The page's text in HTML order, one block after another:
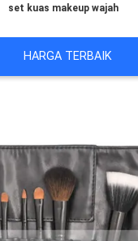
set kuas makeup wajah
HARGA TERBAIK